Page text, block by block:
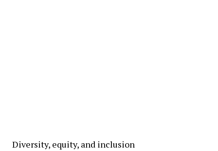
Diversity, equity, and inclusion